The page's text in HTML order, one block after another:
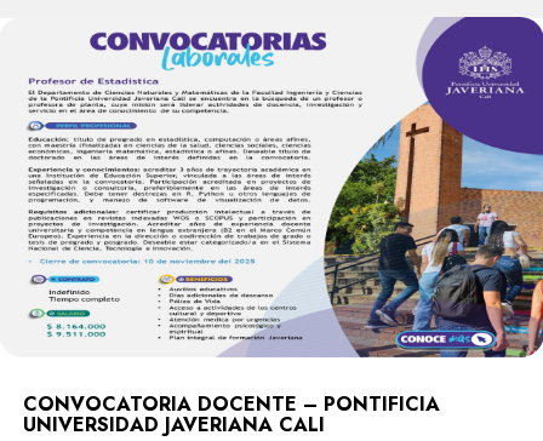
CONVOCATORIA DOCENTE – PONTIFICIA
UNIVERSIDAD JAVERIANA CALI